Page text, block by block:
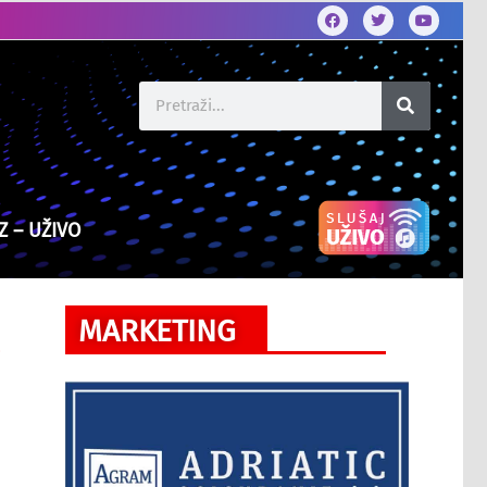
– UŽIVO
MARKETING